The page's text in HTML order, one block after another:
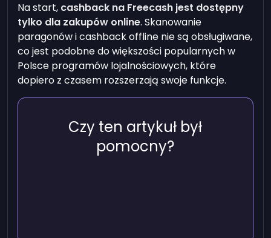
Na start, cashback na Freecash jest dostępny
tylko dla zakupów online. Skanowanie
paragonów i cashback offline nie są obsługiwane,
co jest podobne do większości popularnych w
Polsce programów lojalnościowych, które
dopiero z czasem rozszerzają swoje funkcje.
Czy ten artykuł był
pomocny?